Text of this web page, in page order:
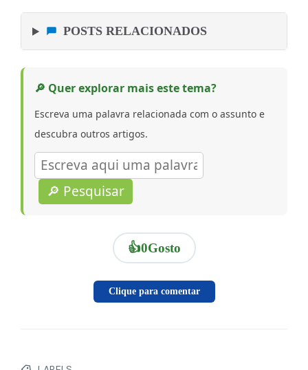
POSTS RELACIONADOS
🔎 Quer explorar mais este tema?
Escreva uma palavra relacionada com o assunto e
descubra outros artigos.
🔎 Pesquisar
👍0Gosto
Clique para comentar